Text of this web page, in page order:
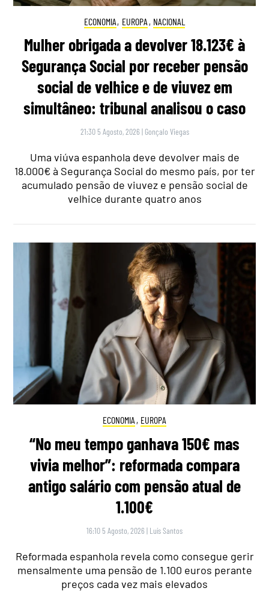
ECONOMIA, EUROPA , NACIONAL
Mulher obrigada a devolver 18.123€ à
Segurança Social por receber pensão
social de velhice e de viuvez em
simultâneo: tribunal analisou o caso
21:30 5 Agosto, 2026 | Gonçalo Viegas
Uma viúva espanhola deve devolver mais de
18.000€ à Segurança Social do mesmo país, por ter
acumulado pensão de viuvez e pensão social de
velhice durante quatro anos
ECONOMIA , EUROPA
“No meu tempo ganhava 150€ mas
vivia melhor”: reformada compara
antigo salário com pensão atual de
1.100€
16:10 5 Agosto, 2026 | Luís Santos
Reformada espanhola revela como consegue gerir
mensalmente uma pensão de 1.100 euros perante
preços cada vez mais elevados